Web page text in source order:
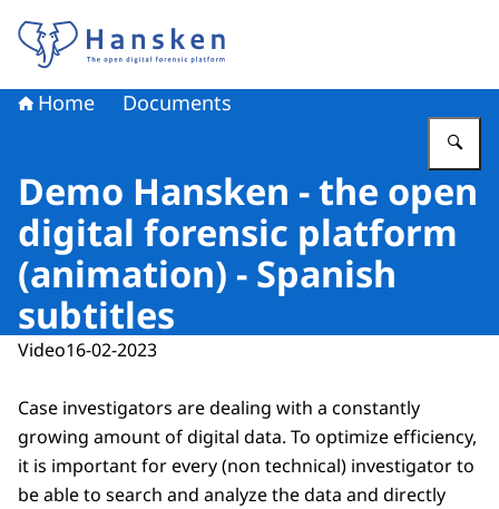
To the homepage of Hansken
Home Documents
Demo Hansken - the open
digital forensic platform
(animation) - Spanish
subtitles
Video16-02-2023
Case investigators are dealing with a constantly
growing amount of digital data. To optimize efficiency,
it is important for every (non technical) investigator to
be able to search and analyze the data and directly